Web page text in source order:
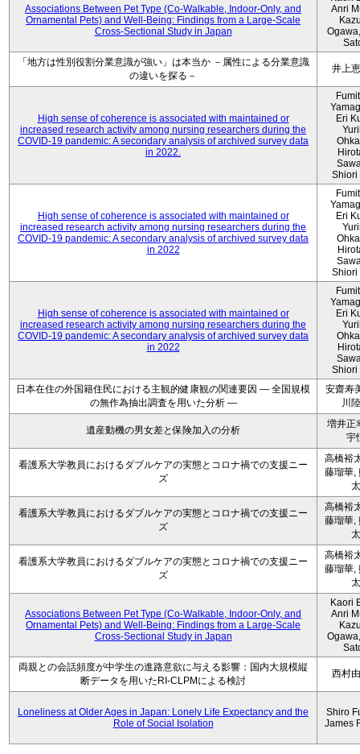
Associations Between Pet Type (Co-Walkable, Indoor-Only, and
Ornamental Pets) and Well-Being: Findings from a Large-Scale
Cross-Sectional Study in Japan
Anri
「地方は性別役割分業意識が強い」は本当か －属性による分業意識
の違いを探る－
井上
High sense of coherence is associated with maintained or
increased research activity among nursing researchers during the
COVID-19 pandemic: A secondary analysis of archived survey data
in 2022.
Eri
Shiori
High sense of coherence is associated with maintained or
increased research activity among nursing researchers during the
COVID-19 pandemic: A secondary analysis of archived survey data
in 2022
Eri
Shiori
High sense of coherence is associated with maintained or
increased research activity among nursing researchers during the
COVID-19 pandemic: A secondary analysis of archived survey data
in 2022
Eri
Shiori
日本在住の外国籍住民における主観的健康観の関連要因 ― 全国規模
の無作為抽出調査を用いた分析 ―
安齋寿
川
遺産動機の男女差と保険加入の分析
増井正
宇
看護系大学教員におけるダブルケアの実態とコロナ禍での支援ニー
ズ
高橋裕
藤瑠華,
太
看護系大学教員におけるダブルケアの実態とコロナ禍での支援ニー
ズ
高橋裕
藤瑠華,
太
看護系大学教員におけるダブルケアの実態とコロナ禍での支援ニー
ズ
高橋裕
藤瑠華,
太
Associations Between Pet Type (Co-Walkable, Indoor-Only, and
Ornamental Pets) and Well-Being: Findings from a Large-Scale
Cross-Sectional Study in Japan
Kaori
Anri
両親との会話頻度が中学生の進路意欲に与える影響：国内大規模縦
断データを用いたRI-CLPMによる検討
西村
Loneliness at Older Ages in Japan: Lonely Life Expectancy and the
Role of Social Isolation
Shiro
James